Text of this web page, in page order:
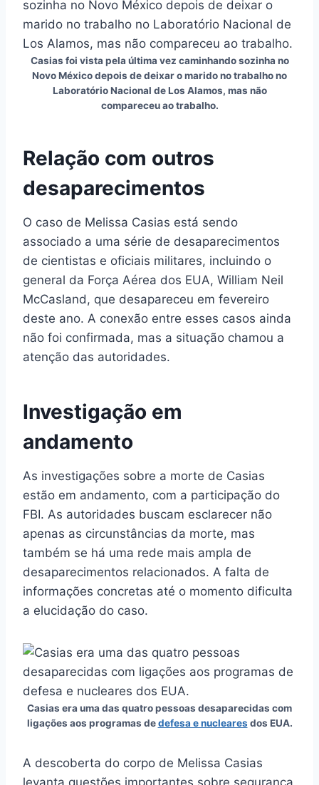
Casias foi vista pela última vez caminhando sozinha no
Novo México depois de deixar o marido no trabalho no
Laboratório Nacional de Los Alamos, mas não
compareceu ao trabalho.
Relação com outros
desaparecimentos
O caso de Melissa Casias está sendo
associado a uma série de desaparecimentos
de cientistas e oficiais militares, incluindo o
general da Força Aérea dos EUA, William Neil
McCasland, que desapareceu em fevereiro
deste ano. A conexão entre esses casos ainda
não foi confirmada, mas a situação chamou a
atenção das autoridades.
Investigação em
andamento
As investigações sobre a morte de Casias
estão em andamento, com a participação do
FBI. As autoridades buscam esclarecer não
apenas as circunstâncias da morte, mas
também se há uma rede mais ampla de
desaparecimentos relacionados. A falta de
informações concretas até o momento dificulta
a elucidação do caso.
Casias era uma das quatro pessoas desaparecidas com
ligações aos programas dedefesa e nucleares dos EUA.
A descoberta do corpo de Melissa Casias
levanta questões importantes sobre segurança